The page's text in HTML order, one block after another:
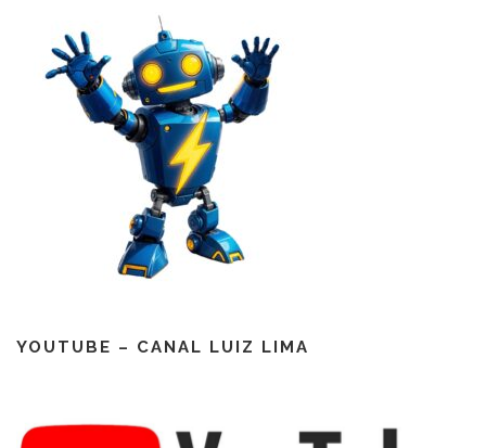
YOUTUBE – CANAL LUIZ LIMA